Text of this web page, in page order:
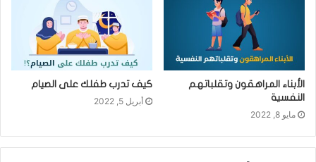
الأبناء المراهقون وتقلباتهم
النفسية
مايو 8, 2022
كيف تدرب طفلك على الصيام
أبريل 5, 2022